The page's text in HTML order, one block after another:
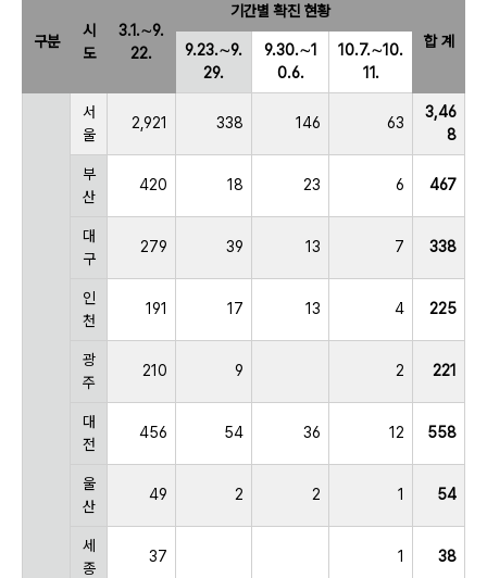
구분
시
도
3.1.∼9.
22.
기간별 확진 현황
합 계
9.23.∼9.
29.
9.30.∼1
0.6.
10.7.∼10.
11.
서
울
2,921 338 146 63
3,46
8
부
산
420 18 23 6 467
대
구
279 39 13 7 338
인
천
191 17 13 4 225
광
주
210 9 2 221
대
전
456 54 36 12 558
울
산
49 2 2 1 54
세
종
37 1 38